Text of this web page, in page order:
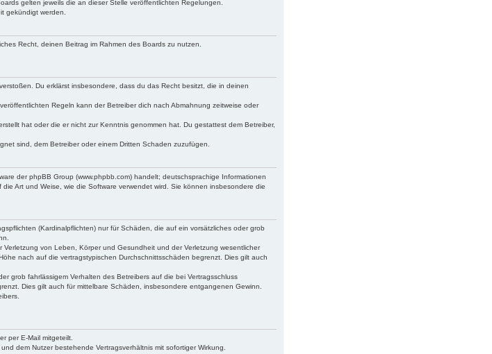
gelten jeweils die an dieser Stelle veröffentlichten Regelungen.
gekündigt werden.
Recht, deinen Beitrag im Rahmen des Boards zu nutzen.
Du erklärst insbesondere, dass du das Recht besitzt, die in deinen
Regeln kann der Betreiber dich nach Abmahnung zeitweise oder
hat oder die er nicht zur Kenntnis genommen hat. Du gestattest dem Betreiber,
sind, dem Betreiber oder einem Dritten Schaden zuzufügen.
der phpBB Group (www.phpbb.com) handelt; deutschsprachige Informationen
Art und Weise, wie die Software verwendet wird. Sie können insbesondere die
(Kardinalpflichten) nur für Schäden, die auf ein vorsätzliches oder grob
von Leben, Körper und Gesundheit und der Verletzung wesentlicher
nach auf die vertragstypischen Durchschnittsschäden begrenzt. Dies gilt auch
grob fahrlässigem Verhalten des Betreibers auf die bei Vertragsschluss
Dies gilt auch für mittelbare Schäden, insbesondere entgangenen Gewinn.
per E-Mail mitgeteilt.
dem Nutzer bestehende Vertragsverhältnis mit sofortiger Wirkung.